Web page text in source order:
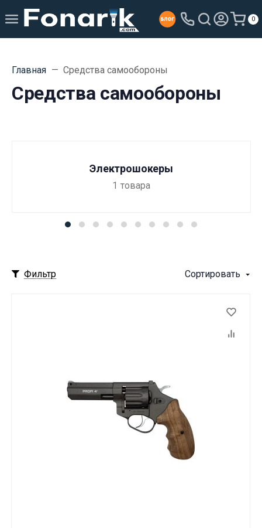
0
Главная Средства самообороны
Средства самообороны
Электрошокеры
1 товара
Фильтр Сортировать